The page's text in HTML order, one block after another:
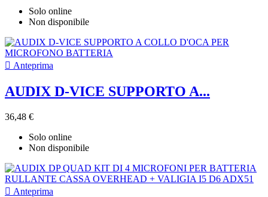
Solo online
Non disponibile
 Anteprima
AUDIX D-VICE SUPPORTO A...
36,48 €
Solo online
Non disponibile
 Anteprima